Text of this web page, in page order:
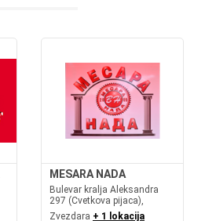
MESARA NADA
Bulevar kralja Aleksandra
297 (Cvetkova pijaca),
Zvezdara + 1 lokacija